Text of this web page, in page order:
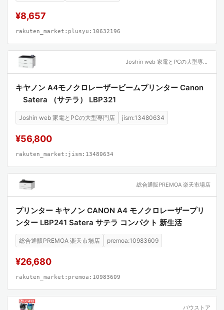
¥8,657
rakuten_market:plusyu:10632196
Joshin web 家電とPCの大型専門店
キヤノン A4モノクロレーザービームプリンター Canon
Satera （サテラ） LBP321
Joshin web 家電とPCの大型専門店 jism:13480634
¥56,800
rakuten_market:jism:13480634
総合通販PREMOA 楽天市場店
プリンター キヤノン CANON A4 モノクロレーザープリ
ンター LBP241 Satera サテラ コンパクト 新生活
総合通販PREMOA 楽天市場店 premoa:10983609
¥26,680
rakuten_market:premoa:10983609
バウストア